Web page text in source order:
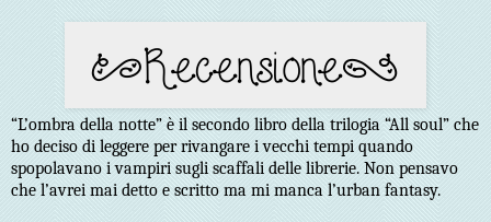
“L’ombra della notte” è il secondo libro della trilogia “All soul” che
ho deciso di leggere per rivangare i vecchi tempi quando
spopolavano i vampiri sugli scaffali delle librerie. Non pensavo
che l’avrei mai detto e scritto ma mi manca l’urban fantasy.